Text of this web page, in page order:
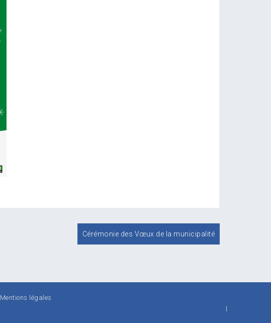
Cérémonie des Vœux de la municipalité
Mentions légales
|